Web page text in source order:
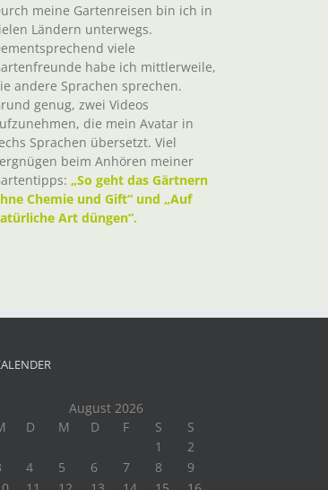
meine Gartenreisen bin ich in
Ländern unterwegs.
viele
habe ich mittlerweile,
andere Sprachen sprechen.
genug, zwei Videos
die mein Avatar in
Sprachen übersetzt. Viel
beim Anhören meiner
„So geht das Gärtnern
Chemie und Gift“ und „Auf
Art düngen“.
August 2026
D M D F S
S
1
2
4 5 6 7 8
9